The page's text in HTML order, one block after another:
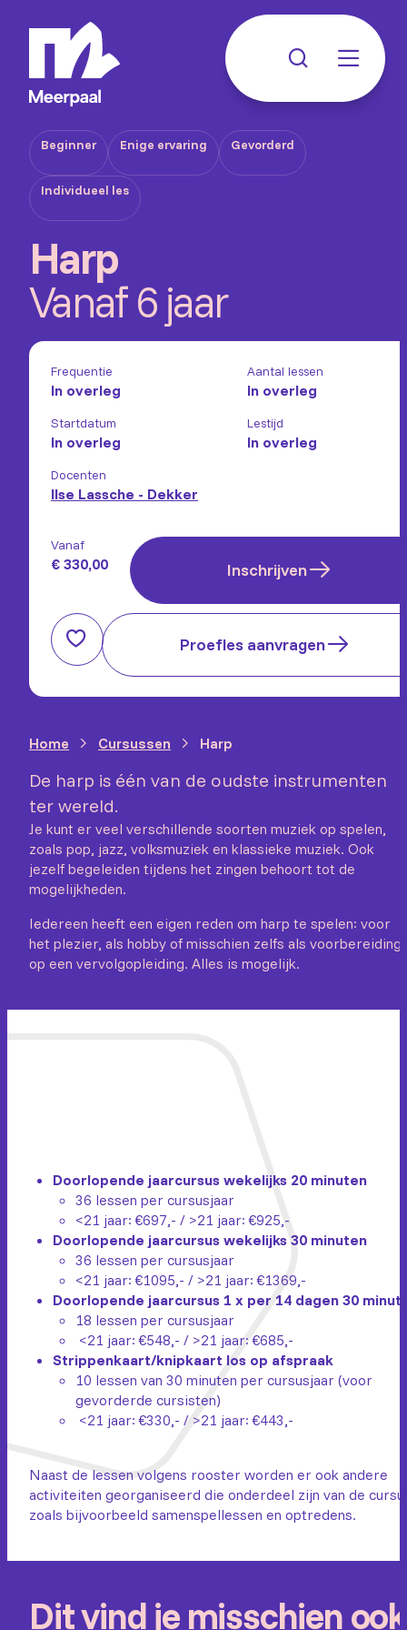
Beginner Enige ervaring Gevorderd
Individueel les
Harp
Vanaf 6 jaar
Frequentie
In overleg
Aantal lessen
In overleg
Startdatum
In overleg
Lestijd
In overleg
Docenten
Ilse Lassche - Dekker
Vanaf
€ 330,00 Inschrijven
Proefles aanvragen
Home Cursussen Harp
De harp is één van de oudste instrumenten
ter wereld.
Je kunt er veel verschillende soorten muziek op spelen,
zoals pop, jazz, volksmuziek en klassieke muziek. Ook
jezelf begeleiden tijdens het zingen behoort tot de
mogelijkheden.
Iedereen heeft een eigen reden om harp te spelen: voor
het plezier, als hobby of misschien zelfs als voorbereiding
op een vervolgopleiding. Alles is mogelijk.
Doorlopende jaarcursus wekelijks 20 minuten
36 lessen per cursusjaar
<21 jaar: €697,- / >21 jaar: €925,-
Doorlopende jaarcursus wekelijks 30 minuten
36 lessen per cursusjaar
<21 jaar: €1095,- / >21 jaar: €1369,-
Doorlopende jaarcursus 1 x per 14 dagen 30
18 lessen per cursusjaar
<21 jaar: €548,- / >21 jaar: €685,-
Strippenkaart/knipkaart los op afspraak
10 lessen van 30 minuten per cursusjaar (voor
gevorderde cursisten)
<21 jaar: €330,- / >21 jaar: €443,-
Naast de lessen volgens rooster worden er ook andere
activiteiten georganiseerd die onderdeel zijn van de
zoals bijvoorbeeld samenspellessen en optredens.
Dit vind je misschien ook